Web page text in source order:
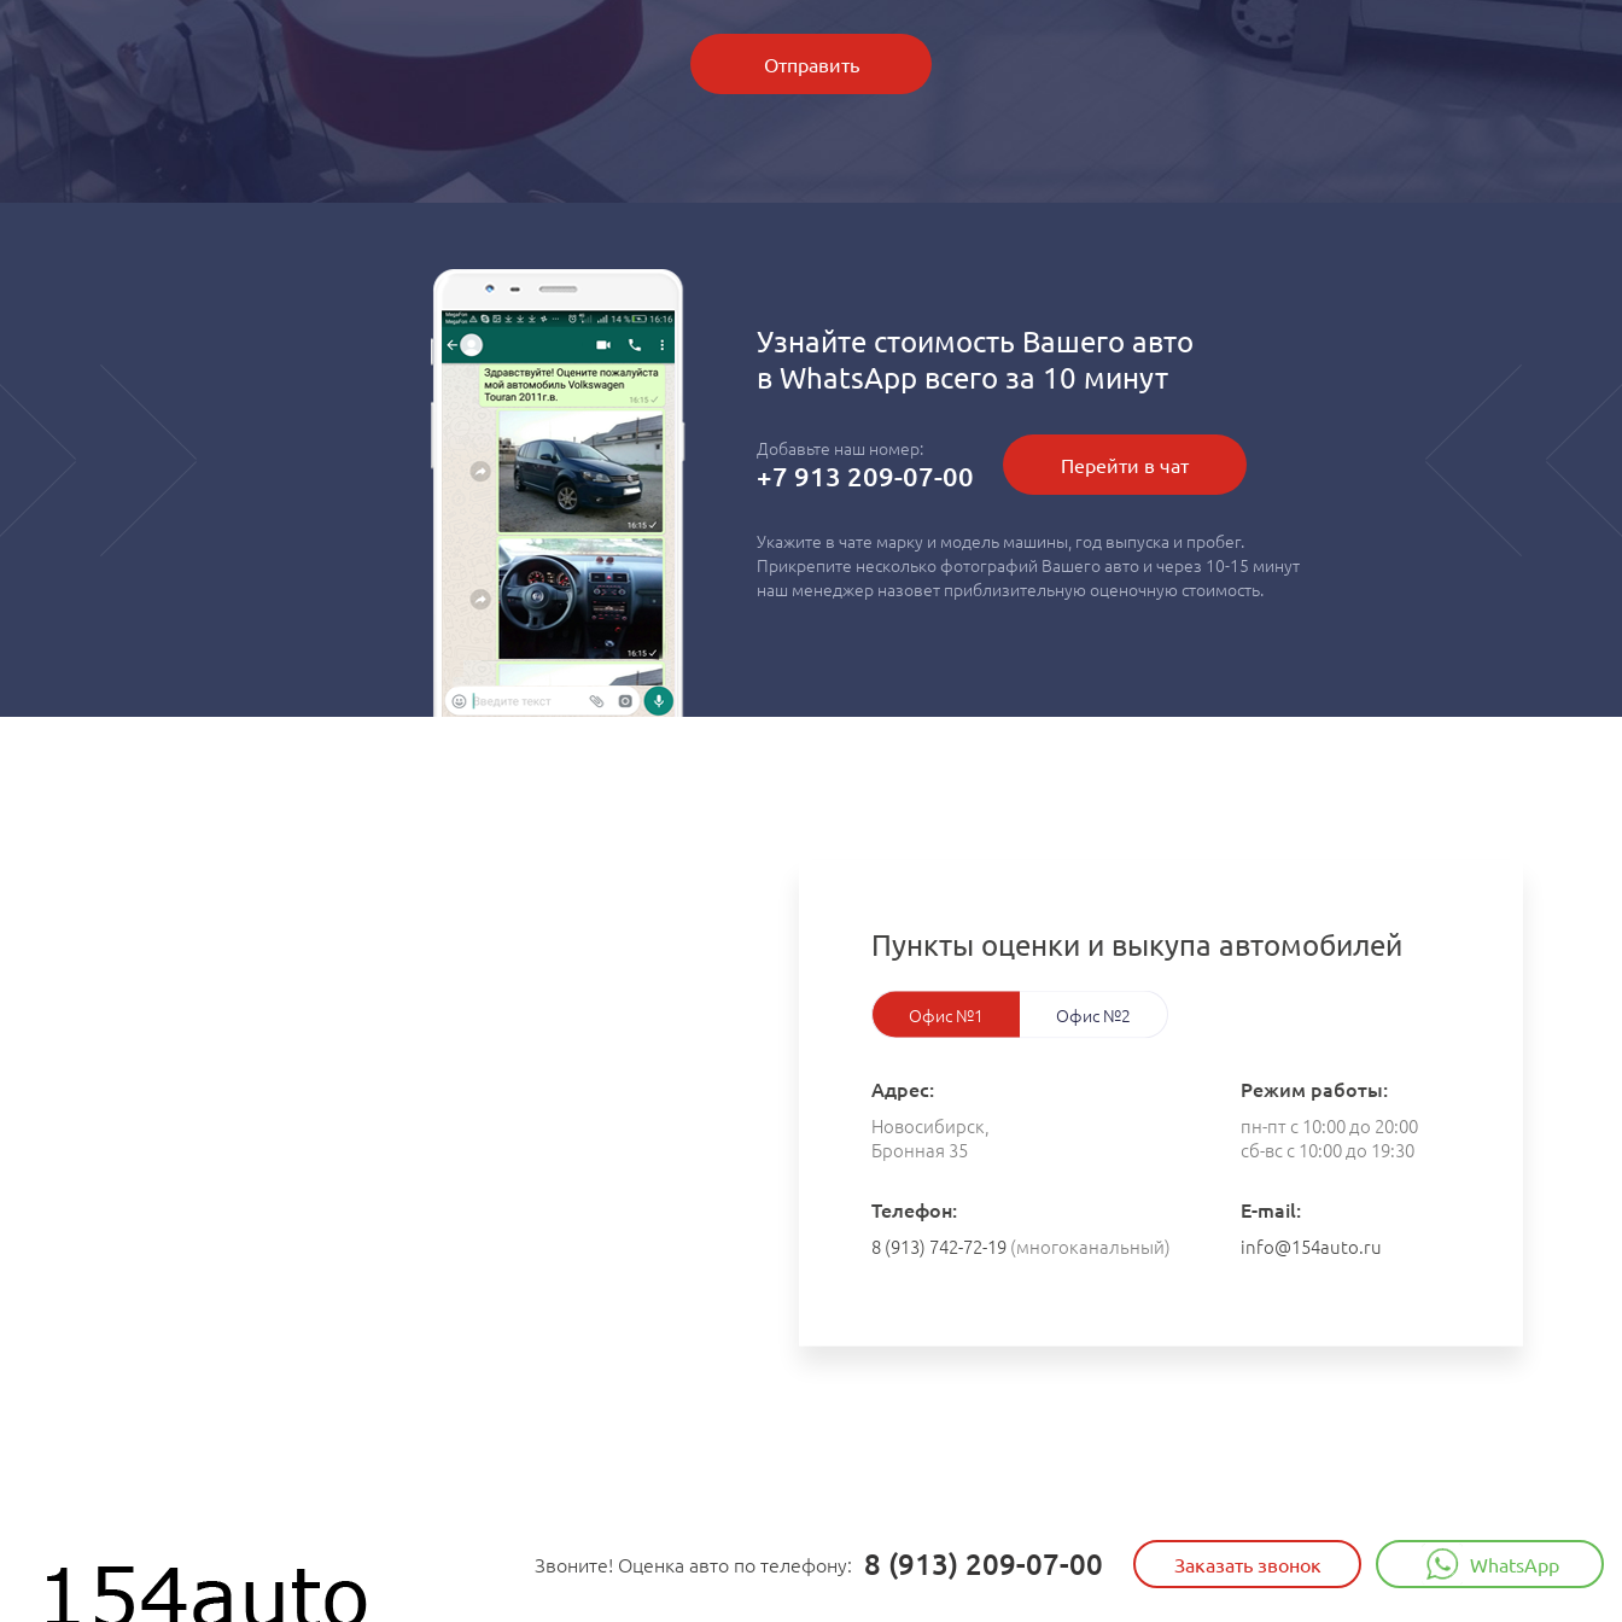
Отправить
Узнайте стоимость Вашего авто
в WhatsApp всего за 10 минут
Добавьте наш номер:
+7 913 209-07-00 Перейти в чат
Укажите в чате марку и модель машины, год выпуска и пробег.
Прикрепите несколько фотографий Вашего авто и через 10-15 минут
наш менеджер назовет приблизительную оценочную стоимость.
Пункты оценки и выкупа автомобилей
Офис №1 Офис №2
Адрес:
Новосибирск,
Бронная 35
Режим работы:
пн-пт с 10:00 до 20:00
сб-вс с 10:00 до 19:30
Телефон:
8 (913) 742-72-19(многоканальный)
E-mail:
info@154auto.ru
Звоните! Оценка авто по телефону: 8 (913) 209-07-00 Заказать звонок WhatsApp